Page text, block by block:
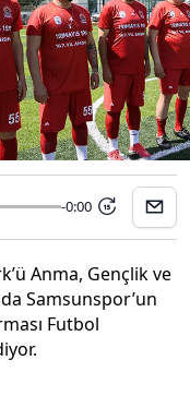
-0:00 15
Anma, Gençlik ve
Samsunspor’un
Futbol